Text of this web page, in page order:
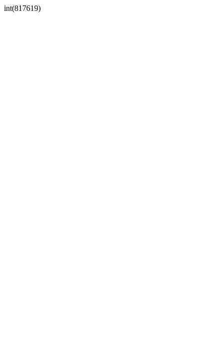
int(817619)